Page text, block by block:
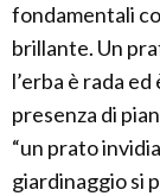
fondamentali
brillante. Un
l’erba è rada
presenza di
“un prato
giardinaggio si